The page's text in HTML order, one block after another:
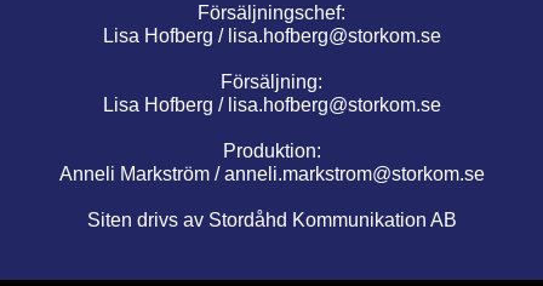
Försäljningschef:
Lisa Hofberg / lisa.hofberg@storkom.se
Försäljning:
Lisa Hofberg / lisa.hofberg@storkom.se
Produktion:
Anneli Markström /anneli.markstrom@storkom.se
Siten drivs av Stordåhd Kommunikation AB